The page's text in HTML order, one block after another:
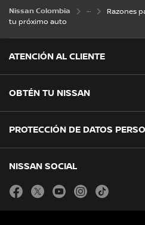
Nissan Colombia
Razones
tu próximo auto
ATENCIÓN AL CLIENTE
OBTÉN TU NISSAN
PROTECCIÓN DE DATOS
NISSAN SOCIAL
facebooktwitter youtube instagram